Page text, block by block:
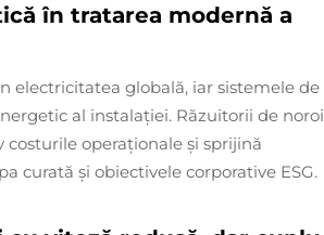
în tratarea modernă a
electricitatea globală, iar sistemele de
al instalației. Răzuitorii de noroi
operaționale și sprijină
curată și obiectivele corporative ESG.